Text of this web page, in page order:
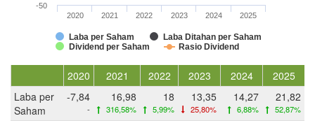
Laba per Saham
Laba Ditahan per Saham
Dividend per Saham
Rasio Dividend
2020 2021 2022 2023 2024 2025
-50
2020 2021 2022 2023 2024
2025
Laba per
Saham
-7,84
-
16,98
316,58%
18
5,99%
13,35
25,80%
14,27
6,88%
21,82
52,87%